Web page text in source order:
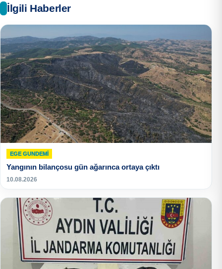
İlgili Haberler
EGE GUNDEMİ
Yangının bilançosu gün ağarınca ortaya çıktı
10.08.2026